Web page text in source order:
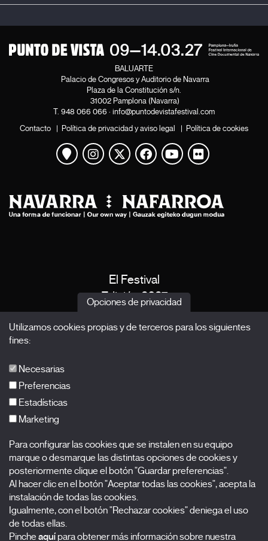
BALUARTE
Palacio de Congresos y Auditorio de Navarra
Plaza de la Constitución s/n.
31002 Pamplona (Navarra)
T. 948 066 066 · info@puntodevistafestival.com
Contacto | Política de privacidad y aviso legal | Política de cookies
Ver mapa
Instagram
Twitter
Facebook
Youtube
Flickr
El Festival
Edición 2027
Acreditaciones
Nombre
Apellidos
Correo electrónico
Opciones de privacidad
Utilizamos cookies propias y de terceros para los siguientes
fines:
Necesarias
Preferencias
Estadísticas
Marketing
Para configurar las cookies que se instalen en su equipo
marque o desmarque las distintas opciones de cookies y
posteriormente clique el botón "Guardar preferencias".
Al hacer clic en el botón "Aceptar todas las cookies", acepta la
instalación de todas las cookies.
Igualmente, con el botón "Rechazar cookies" deniega el uso
de todas ellas.
Pinche aquí para obtener más información sobre nuestra